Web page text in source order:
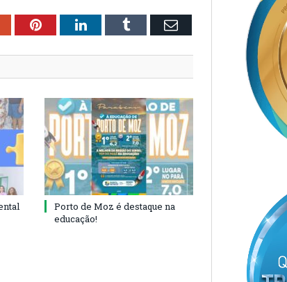
PinterestLinkedInTumblr Email
Porto de Moz é destaque na
educação!